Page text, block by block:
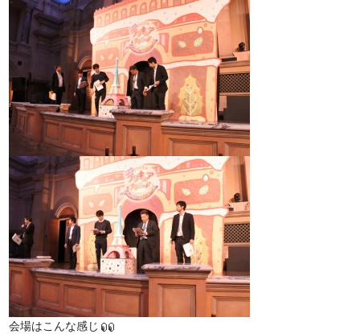
会場はこんな感じ